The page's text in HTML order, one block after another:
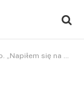
się na odwagę”